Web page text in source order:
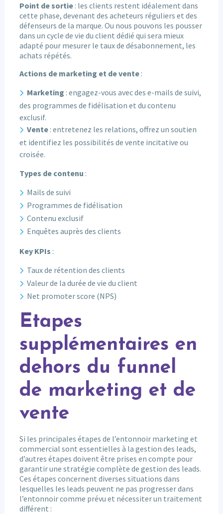
Point de sortie: les clients restent idéalement dans
cette phase, devenant des acheteurs réguliers et des
défenseurs de la marque. Ou nous pouvons les pousser
dans un cycle de vie du client dédié qui sera mieux
adapté pour mesurer le taux de désabonnement, les
achats répétés.
Actions de marketing et de vente:
Marketing : engagez-vous avec des e-mails de suivi,
des programmes de fidélisation et du contenu
exclusif.
Vente : entretenez les relations, offrez un soutien
et identifiez les possibilités de vente incitative ou
croisée.
Types de contenu :
Mails de suivi
Programmes de fidélisation
Contenu exclusif
Enquêtes auprès des clients
Key KPIs :
Taux de rétention des clients
Valeur de la durée de vie du client
Net promoter score (NPS)
Etapes
supplémentaires en
dehors du funnel
de marketing et de
vente
Si les principales étapes de l’entonnoir marketing et
commercial sont essentielles à la gestion des leads,
d’autres étapes doivent être prises en compte pour
garantir une stratégie complète de gestion des leads.
Ces étapes concernent diverses situations dans
lesquelles les leads peuvent ne pas progresser dans
l’entonnoir comme prévu et nécessiter un traitement
différent :